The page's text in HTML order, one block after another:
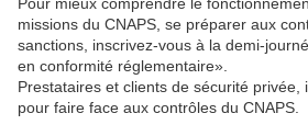
missions du CNAPS, se préparer aux
sanctions, inscrivez-vous à la demi-
en conformité réglementaire».
Prestataires et clients de sécurité privée,
pour faire face aux contrôles du CNAPS.